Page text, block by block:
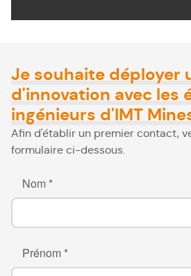
Je souhaite déployer
d'innovation avec les
ingénieurs d'IMT
Afin d'établir un premier contact,
formulaire ci-dessous.
Nom *
Prénom *